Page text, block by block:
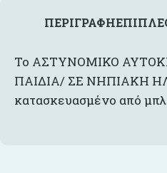
ΠΕΡΙΓΡΑΦΉ
Το ΑΣΤΥΝΟΜΙΚΟ
ΠΑΙΔΙΑ/ ΣΕ ΝΗΠΙΑΚΗ
κατασκευασμένο από